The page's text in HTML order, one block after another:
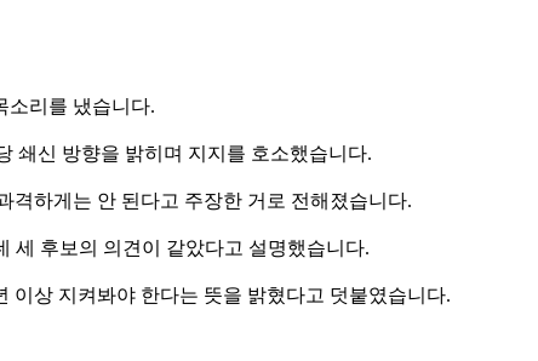
소리를 냈습니다.
쇄신 방향을 밝히며 지지를 호소했습니다.
격하게는 안 된다고 주장한 거로 전해졌습니다.
세 후보의 의견이 같았다고 설명했습니다.
이상 지켜봐야 한다는 뜻을 밝혔다고 덧붙였습니다.